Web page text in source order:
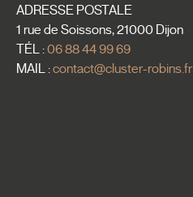
ADRESSE POSTALE
1 rue de Soissons, 21000 Dijon
TÉL :06 88 44 99 69
MAIL :contact@cluster-robins.fr